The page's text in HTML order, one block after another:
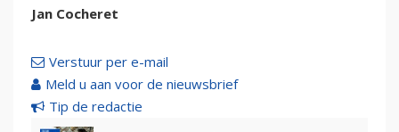
Jan Cocheret
Verstuur per e-mail
Meld u aan voor de nieuwsbrief
Tip de redactie